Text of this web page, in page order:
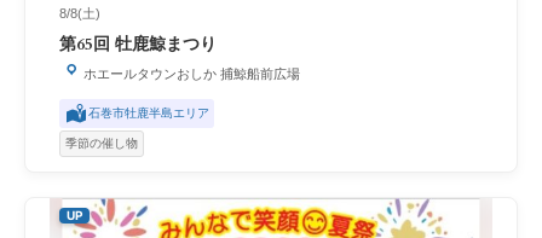
8/8(土)
第65回 牡鹿鯨まつり
ホエールタウンおしか 捕鯨船前広場
石巻市牡鹿半島エリア
季節の催し物
UP